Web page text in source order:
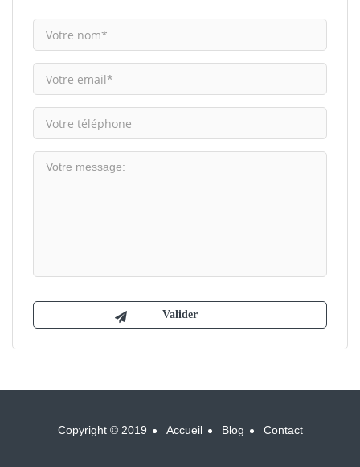
Copyright © 2019 Accueil Blog Contact